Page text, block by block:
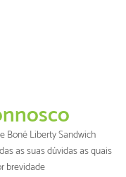
Boné Liberty Sandwich
as suas dúvidas as quais
brevidade